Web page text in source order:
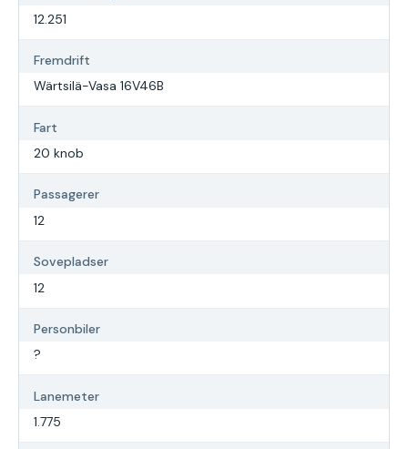
12.251
Fremdrift
Wärtsilä-Vasa 16V46B
Fart
20 knob
Passagerer
12
Sovepladser
12
Personbiler
?
Lanemeter
1.775